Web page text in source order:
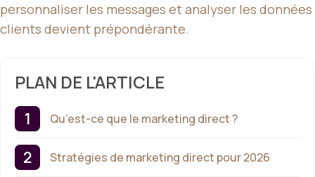
personnaliser les messages et analyser les données
clients devient prépondérante.
PLAN DE L'ARTICLE
Qu’est-ce que le marketing direct ?
Stratégies de marketing direct pour 2026